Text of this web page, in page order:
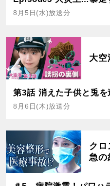
8月5日(水)放送分
大空
第3話 消えた子供と兎を
8月6日(木)放送分
クロ
急の